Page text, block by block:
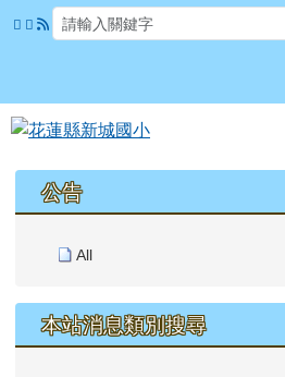
跳至主內容區
花蓮縣新城國小
上中區域內容
公告
All
本站消息類別搜尋
頁尾區域